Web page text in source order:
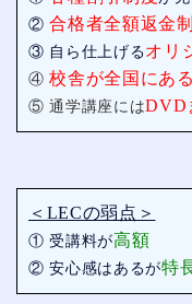
②合格者全額返金
③ 自ら仕上げるオリ
④校舎が全国にある
⑤ 通学講座にはDVD
＜LECの弱点＞
① 受講料が高額
② 安心感はあるが特